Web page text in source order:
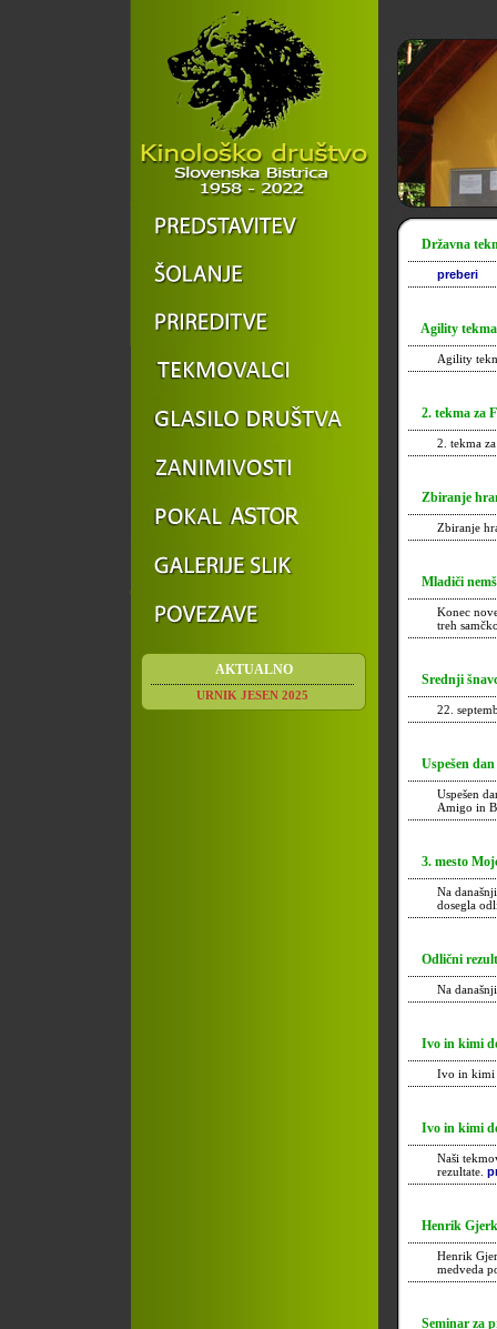
AKTUALNO
URNIK JESEN 2025
Državna
preberi
Agility tekma
Agility
2. tekma za
2. tekma
Zbiranje
Zbiranje
Mladiči
Konec
treh
Srednji
22.
Uspešen dan
Uspešen
Amigo in
3. mesto
Na
dosegla
Odlični
Na
Ivo in kimi
Ivo in kimi
Ivo in kimi
Naši
rezultate.
Henrik
Henrik
medveda
Seminar za